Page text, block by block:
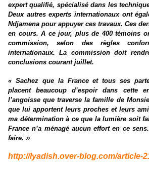
expert qualifié, spécialisé dans les
Deux autres experts internationaux ont
Ndjamena pour appuyer ces travaux. Ces
en cours. A ce jour, plus de 400 témoins
commission, selon des règles
internationaux. La commission doit
conclusions courant juillet.
« Sachez que la France et tous ses
placent beaucoup d’espoir dans cette
l’angoisse que traverse la famille de
que lui apportent leurs proches et leurs
ma détermination à ce que la lumière soit
France n’a ménagé aucun effort en ce
faire. »
http://lyadish.over-blog.com/article-